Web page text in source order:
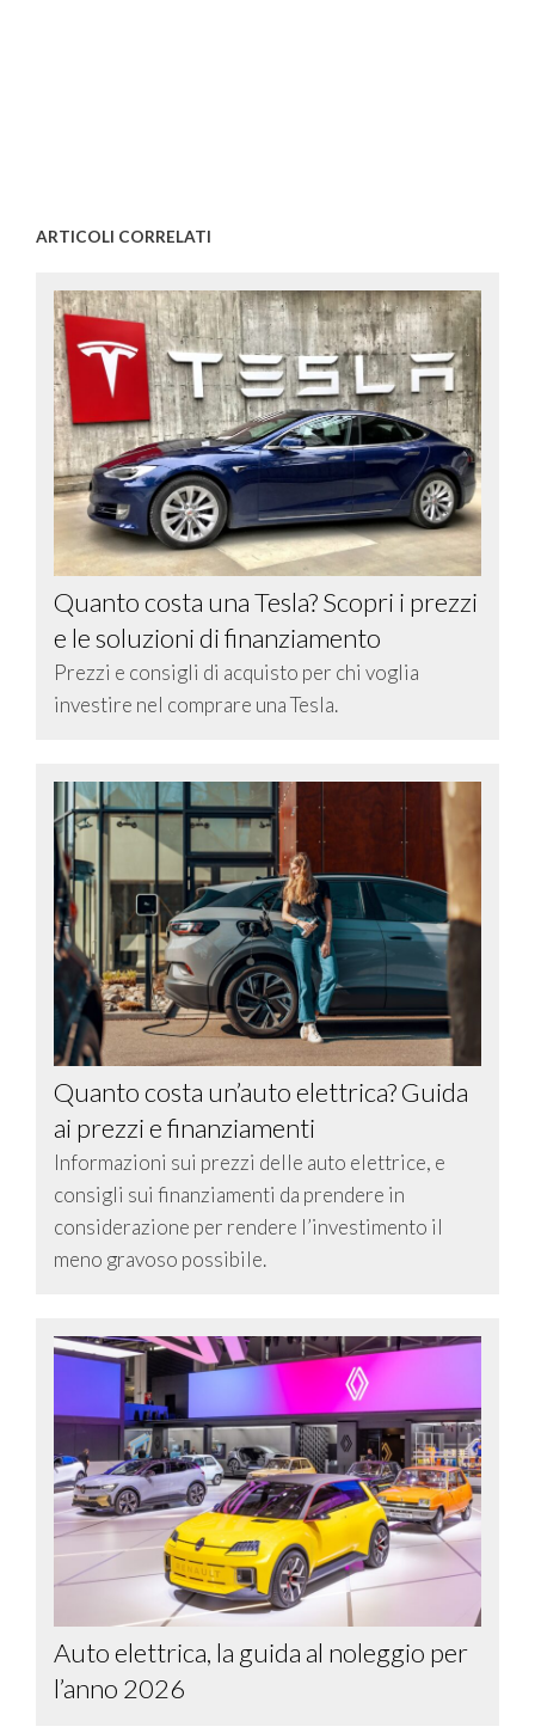
ARTICOLI CORRELATI
Quanto costa una Tesla? Scopri i prezzi
e le soluzioni di finanziamento
Prezzi e consigli di acquisto per chi voglia
investire nel comprare una Tesla.
Quanto costa un’auto elettrica? Guida
ai prezzi e finanziamenti
Informazioni sui prezzi delle auto elettrice, e
consigli sui finanziamenti da prendere in
considerazione per rendere l’investimento il
meno gravoso possibile.
Auto elettrica, la guida al noleggio per
l’anno 2026